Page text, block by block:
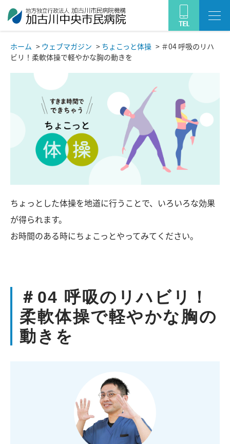
ホーム > ウェブマガジン > ちょこっと体操 > ＃04 呼吸のリハ
ビリ！柔軟体操で軽やかな胸の動きを
ちょっとした体操を地道に行うことで、いろいろな効果
が得られます。
お時間のある時にちょこっとやってみてください。
＃04 呼吸のリハビリ！
柔軟体操で軽やかな胸の
動きを